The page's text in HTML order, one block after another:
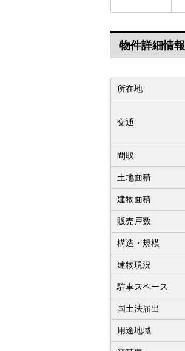
物件詳細情報
所在地
交通
間取
土地面積
建物面積
販売戸数
構造・規模
建物現況
駐車スペース
国土法届出
用途地域